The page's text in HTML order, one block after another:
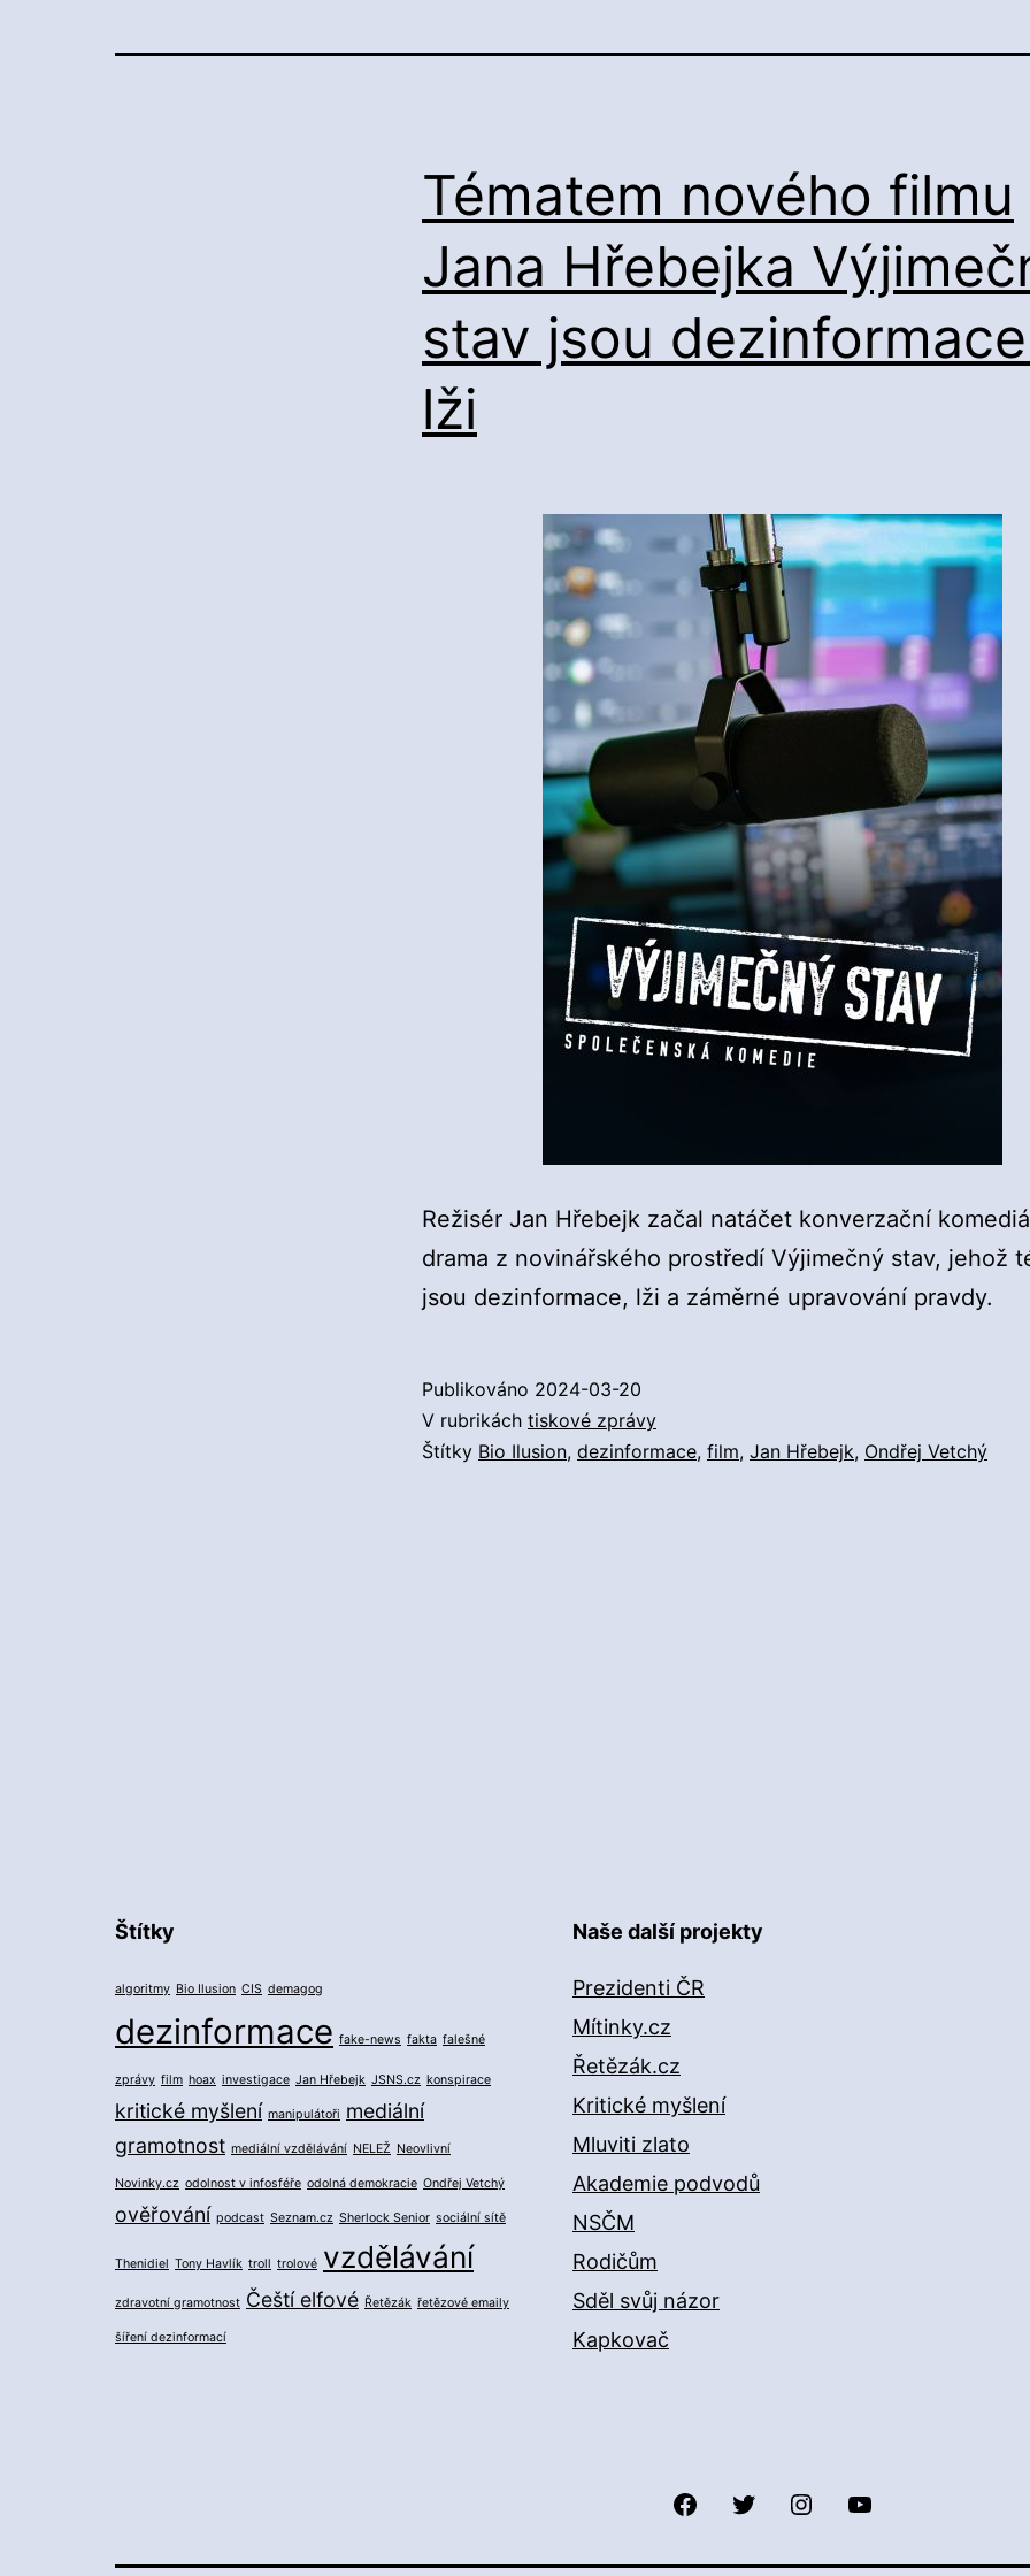
Tématem nového filmu
Jana Hřebejka
stav jsou
lži
Režisér Jan Hřebejk začal natáčet konverzační
drama z novinářského prostředí Výjimečný stav, jehož
jsou dezinformace, lži a záměrné upravování pravdy.
Publikováno 2024-03-20
V rubrikách tiskové zprávy
Štítky Bio Ilusion, dezinformace, film, Jan Hřebejk, Ondřej Vetchý
Štítky
algoritmy Bio Ilusion CIS demagog
dezinformace fake-news fakta falešné
zprávy film hoax investigace Jan Hřebejk JSNS.cz konspirace
kritické myšlení manipulátoři mediální
gramotnost mediální vzdělávání NELEŽ Neovlivní
Novinky.cz odolnost v infosféře odolná demokracie Ondřej Vetchý
ověřování podcast Seznam.cz Sherlock Senior sociální sítě
Thenidiel Tony Havlík troll trolové vzdělávání
zdravotní gramotnost Čeští elfové Řetězák řetězové emaily
šíření dezinformací
Naše další projekty
Prezidenti ČR
Mítinky.cz
Řetězák.cz
Kritické myšlení
Mluviti zlato
Akademie podvodů
NSČM
Rodičům
Sděl svůj názor
Kapkovač
FacebookTwitter Instagram